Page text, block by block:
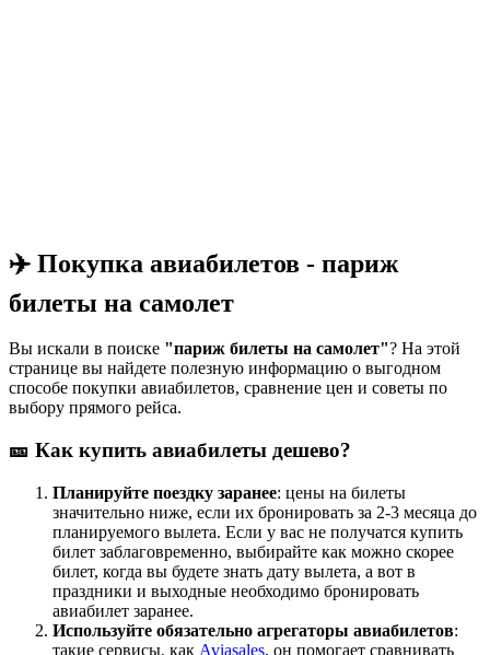
✈️ Покупка авиабилетов - париж
билеты на самолет
Вы искали в поиске "париж билеты на самолет"? На этой
странице вы найдете полезную информацию о выгодном
способе покупки авиабилетов, сравнение цен и советы по
выбору прямого рейса.
🎫 Как купить авиабилеты дешево?
Планируйте поездку заранее: цены на билеты
значительно ниже, если их бронировать за 2-3 месяца до
планируемого вылета. Если у вас не получатся купить
билет заблаговременно, выбирайте как можно скорее
билет, когда вы будете знать дату вылета, а вот в
праздники и выходные необходимо бронировать
авиабилет заранее.
Используйте обязательно агрегаторы авиабилетов:
такие сервисы, как Aviasales, он помогает сравнивать